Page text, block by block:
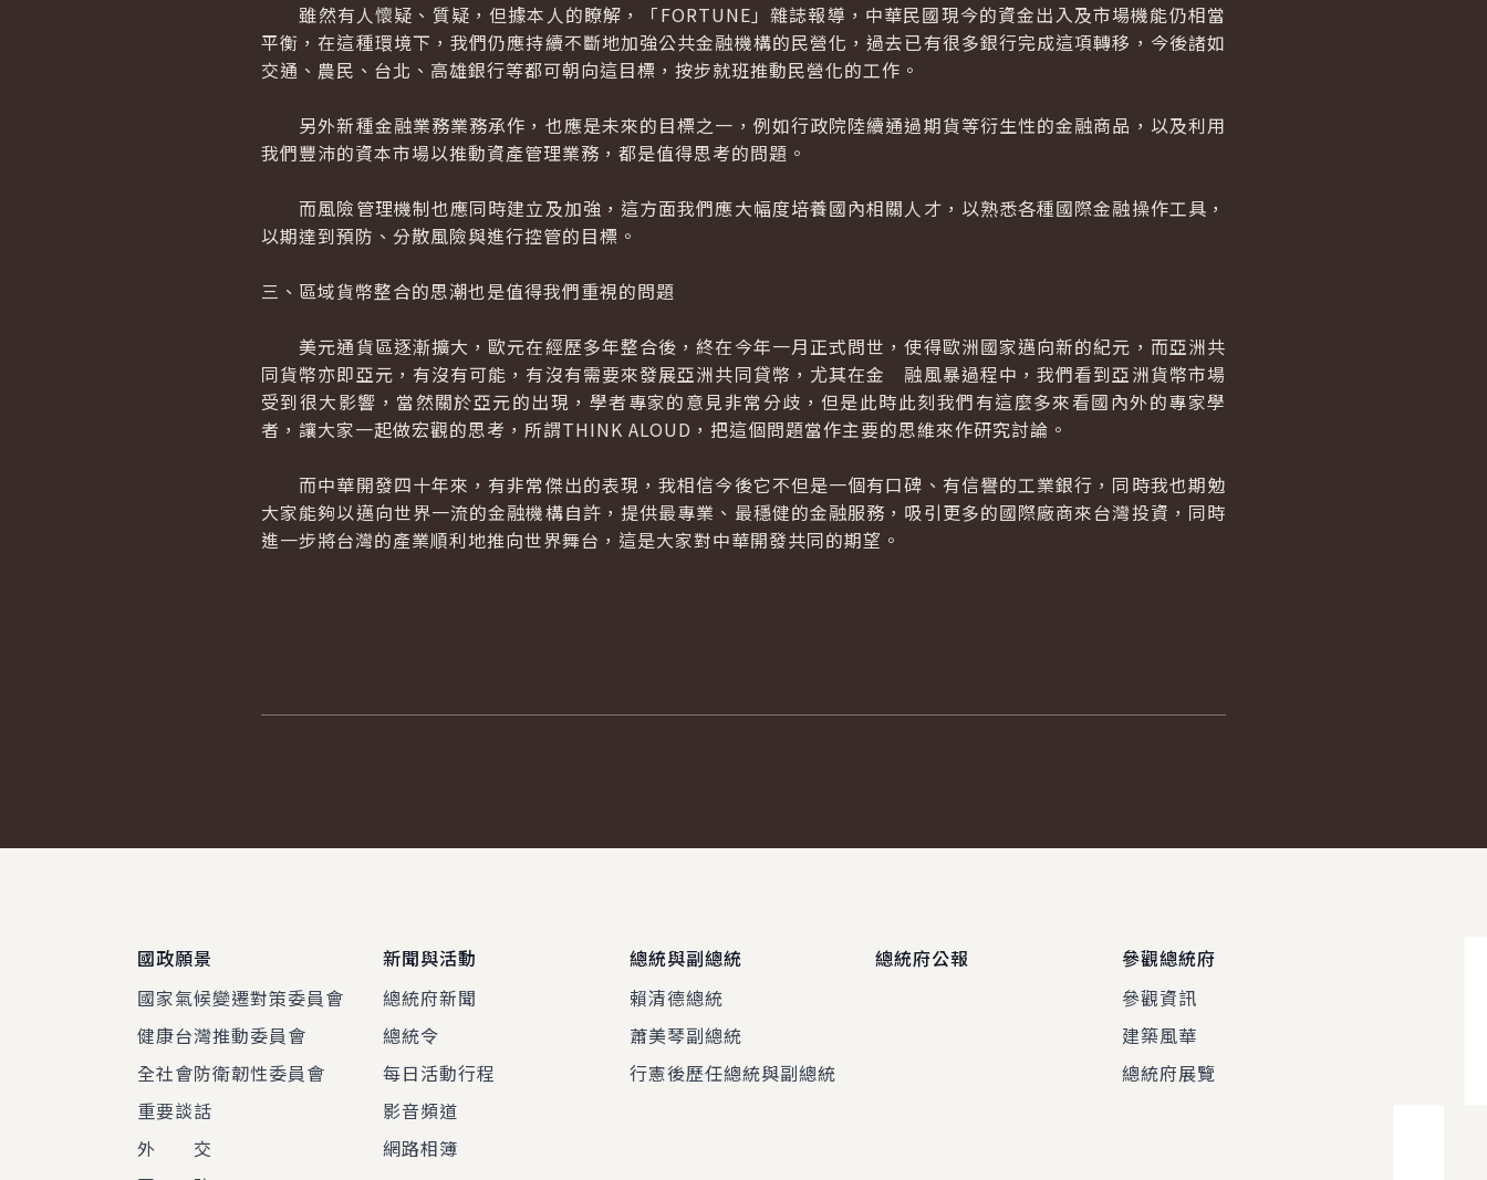
雖然有人懷疑、質疑，但據本人的瞭解，「FORTUNE」雜誌報導，中華民國現今的資金出入及市場機能仍相當
平衡，在這種環境下，我們仍應持續不斷地加強公共金融機構的民營化，過去已有很多銀行完成這項轉移，今後諸如
交通、農民、台北、高雄銀行等都可朝向這目標，按步就班推動民營化的工作。
另外新種金融業務業務承作，也應是未來的目標之一，例如行政院陸續通過期貨等衍生性的金融商品，以及利用
我們豐沛的資本市場以推動資產管理業務，都是值得思考的問題。
而風險管理機制也應同時建立及加強，這方面我們應大幅度培養國內相關人才，以熟悉各種國際金融操作工具，
以期達到預防、分散風險與進行控管的目標。
三、區域貨幣整合的思潮也是值得我們重視的問題
美元通貨區逐漸擴大，歐元在經歷多年整合後，終在今年一月正式問世，使得歐洲國家邁向新的紀元，而亞洲共
同貨幣亦即亞元，有沒有可能，有沒有需要來發展亞洲共同貸幣，尤其在金 融風暴過程中，我們看到亞洲貨幣市場
受到很大影響，當然關於亞元的出現，學者專家的意見非常分歧，但是此時此刻我們有這麼多來看國內外的專家學
者，讓大家一起做宏觀的思考，所謂THINK ALOUD，把這個問題當作主要的思維來作研究討論。
而中華開發四十年來，有非常傑出的表現，我相信今後它不但是一個有口碑、有信譽的工業銀行，同時我也期勉
大家能夠以邁向世界一流的金融機構自許，提供最專業、最穩健的金融服務，吸引更多的國際廠商來台灣投資，同時
進一步將台灣的產業順利地推向世界舞台，這是大家對中華開發共同的期望。
國政願景
國家氣候變遷對策委員會
健康台灣推動委員會
全社會防衛韌性委員會
重要談話
外 交
新聞與活動
總統府新聞
總統令
每日活動行程
影音頻道
網路相簿
總統與副總統
賴清德總統
蕭美琴副總統
行憲後歷任總統與副總統
總統府公報
參觀總統府
參觀資訊
建築風華
總統府展覽